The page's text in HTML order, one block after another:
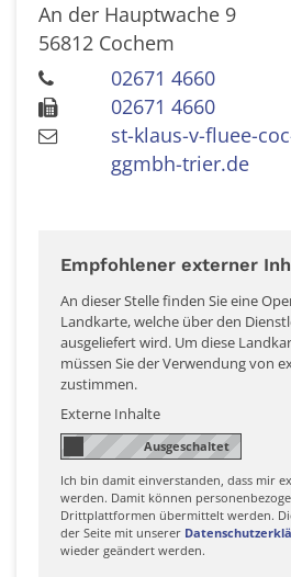
An der Hauptwache 9
56812 Cochem
02671 4660
02671 4660
st-klaus-v-fluee-
ggmbh-trier.de
Empfohlener externer
An dieser Stelle finden Sie eine
Landkarte, welche über den
ausgeliefert wird. Um diese
müssen Sie der Verwendung von
zustimmen.
Externe Inhalte
Ich bin damit einverstanden, dass mir
werden. Damit können
Drittplattformen übermittelt werden.
der Seite mit unserer
wieder geändert werden.